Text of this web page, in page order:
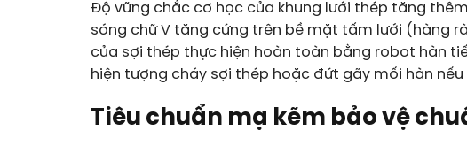
Độ vững chắc cơ học của khung lưới thép tăng
sóng chữ V tăng cứng trên bề mặt tấm lưới (hàng
của sợi thép thực hiện hoàn toàn bằng robot hàn
hiện tượng cháy sợi thép hoặc đứt gãy mối hàn
Tiêu chuẩn mạ kẽm bảo vệ